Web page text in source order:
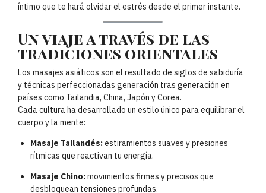
íntimo que te hará olvidar el estrés desde el primer instante.
Un viaje a través de las
tradiciones orientales
Los masajes asiáticos son el resultado de siglos de sabiduría
y técnicas perfeccionadas generación tras generación en
países como Tailandia, China, Japón y Corea.
Cada cultura ha desarrollado un estilo único para equilibrar el
cuerpo y la mente:
Masaje Tailandés:estiramientos suaves y presiones
rítmicas que reactivan tu energía.
Masaje Chino:movimientos firmes y precisos que
desbloquean tensiones profundas.